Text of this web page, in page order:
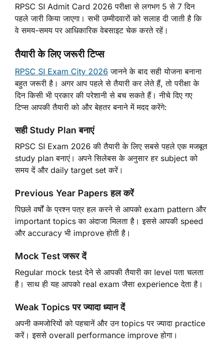
RPSC SI Admit Card 2026 परीक्षा से लगभग 5 से 7 दिन
पहले जारी किया जाएगा। सभी उम्मीदवारों को सलाह दी जाती है कि
वे समय-समय पर आधिकारिक वेबसाइट चेक करते रहें।
तैयारी के लिए जरूरी टिप्स
RPSC SI Exam City 2026 जानने के बाद सही योजना बनाना
बहुत जरूरी है। अगर आप पहले से तैयारी कर लेते हैं, तो परीक्षा के
दिन किसी भी प्रकार की परेशानी से बच सकते हैं। नीचे दिए गए
टिप्स आपकी तैयारी को और बेहतर बनाने में मदद करेंगे:
सही Study Plan बनाएं
RPSC SI Exam 2026 की तैयारी के लिए सबसे पहले एक मजबूत
study plan बनाएं। अपने सिलेबस के अनुसार हर subject को
समय दें और daily target set करें।
Previous Year Papers हल करें
पिछले वर्षों के प्रश्न पत्र हल करने से आपको exam pattern और
important topics का अंदाजा मिलता है। इससे आपकी speed
और accuracy भी improve होती है।
Mock Test जरूर दें
Regular mock test देने से आपकी तैयारी का level पता चलता
है। साथ ही यह आपको real exam जैसा experience देता है।
Weak Topics पर ज्यादा ध्यान दें
अपनी कमजोरियों को पहचानें और उन topics पर ज्यादा practice
करें। इससे overall performance improve होगा।